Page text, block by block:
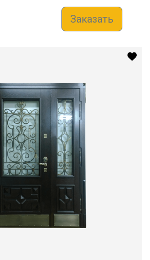
Заказать